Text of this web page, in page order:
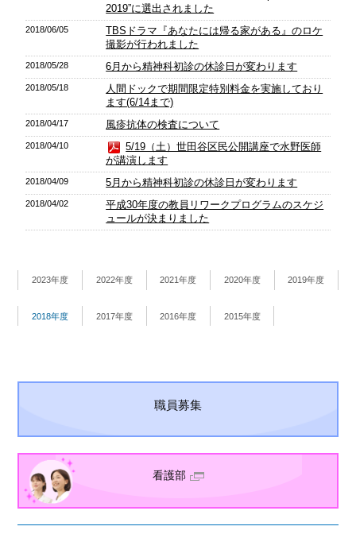
2019”に選出されました
2018/06/05
TBSドラマ『あなたには帰る家がある』のロケ
撮影が行われました
2018/05/28 6月から精神科初診の休診日が変わります
2018/05/18
人間ドックで期間限定特別料金を実施しており
ます(6/14まで)
2018/04/17 風疹抗体の検査について
2018/04/10
5/19（土）世田谷区民公開講座で水野医師
が講演します
2018/04/09 5月から精神科初診の休診日が変わります
2018/04/02
平成30年度の教員リワークプログラムのスケジ
ュールが決まりました
2023年度 2022年度 2021年度 2020年度 2019年度
2018年度 2017年度 2016年度 2015年度
職員募集
看護部